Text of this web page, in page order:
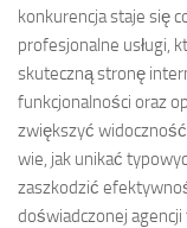
konkurencja staje się
profesjonalne usługi,
skuteczną stronę
funkcjonalności oraz
zwiększyć
wie, jak unikać
zaszkodzić
doświadczonej agencji